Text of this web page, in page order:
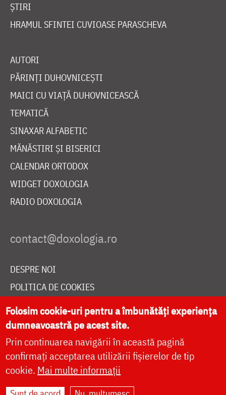
ȘTIRI
HRAMUL SFINTEI CUVIOASE PARASCHEVA
AUTORI
PĂRINȚI DUHOVNICEȘTI
MAICI CU VIAȚĂ DUHOVNICEASCĂ
TEMATICĂ
SINAXAR ALFABETIC
MĂNĂSTIRI ȘI BISERICI
CALENDAR ORTODOX
WIDGET DOXOLOGIA
RADIO DOXOLOGIA
DESPRE NOI
POLITICA DE COOKIES
DONEAZĂ ONLINE PENTRU CATEDRALA NAȚIONALĂ
LIVE
Folosim cookie-uri pentru a îmbunătăți experiența
dumneavoastră pe acest site.
Prin continuarea navigării în această pagină
confirmați acceptarea utilizării fișierelor de tip
cookie. Mai multe informații